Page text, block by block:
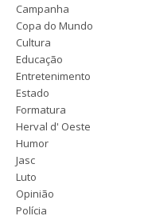
Campanha
Copa do Mundo
Cultura
Educação
Entretenimento
Estado
Formatura
Herval d' Oeste
Humor
Jasc
Luto
Opinião
Polícia